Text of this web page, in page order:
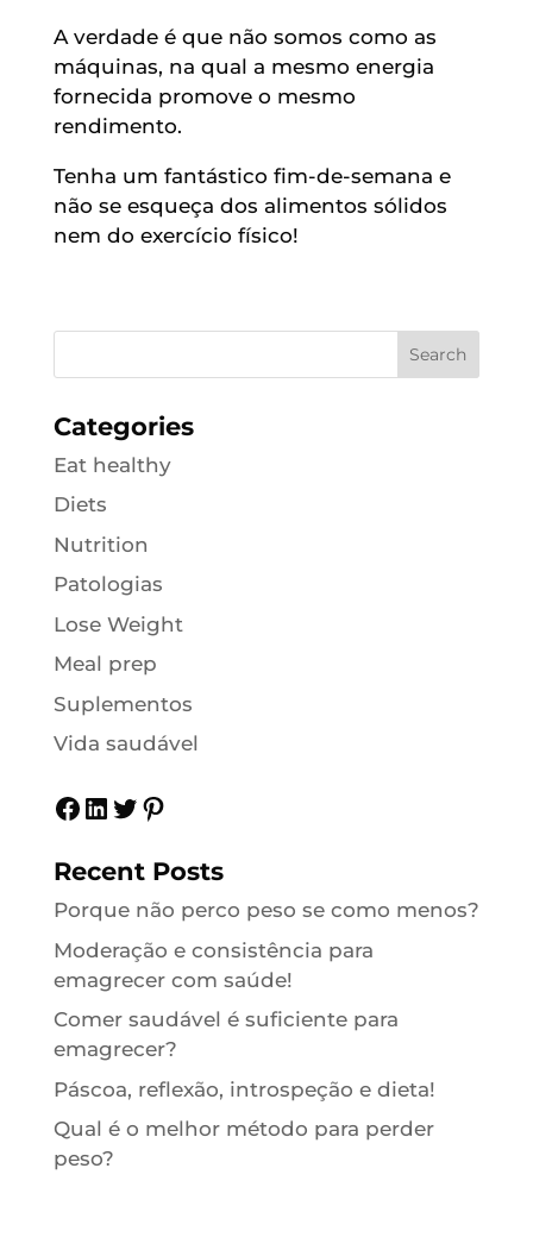
A verdade é que não somos como as
máquinas, na qual a mesmo energia
fornecida promove o mesmo
rendimento.
Tenha um fantástico fim-de-semana e
não se esqueça dos alimentos sólidos
nem do exercício físico!
Categories
Eat healthy
Diets
Nutrition
Patologias
Lose Weight
Meal prep
Suplementos
Vida saudável
Facebook
LinkedIn
Twitter
Pinterest
Recent Posts
Porque não perco peso se como menos?
Moderação e consistência para
emagrecer com saúde!
Comer saudável é suficiente para
emagrecer?
Páscoa, reflexão, introspeção e dieta!
Qual é o melhor método para perder
peso?